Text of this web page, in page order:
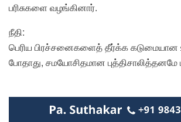
பரிசுகளை வழங்கினார்.
நீதி:
பெரிய பிரச்சனைகளைத் தீர்க்க கடுமையான
போதாது, சமயோசிதமான புத்திசாலித்தனமே